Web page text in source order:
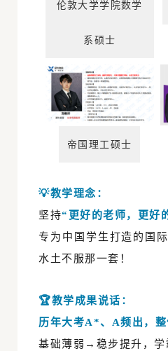
伦敦大学学院数学
系硕士
帝国理工硕士
💡教学理念：
坚持“更好的老师，更好
专为中国学生打造的国
水土不服那一套！
🏆教学成果说话：
历年大考A*、A频出，
基础薄弱→稳步提升，